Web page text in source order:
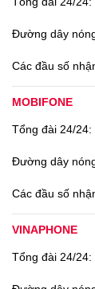
Đường dây
Các đầu số
MOBIFONE
Tổng đài 24/24:
Đường dây
Các đầu số
VINAPHONE
Tổng đài 24/24: